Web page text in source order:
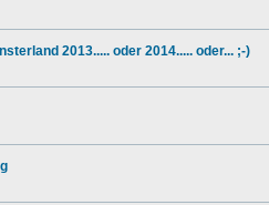
2013..... oder 2014..... oder... ;-)